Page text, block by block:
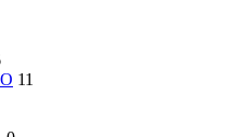
11